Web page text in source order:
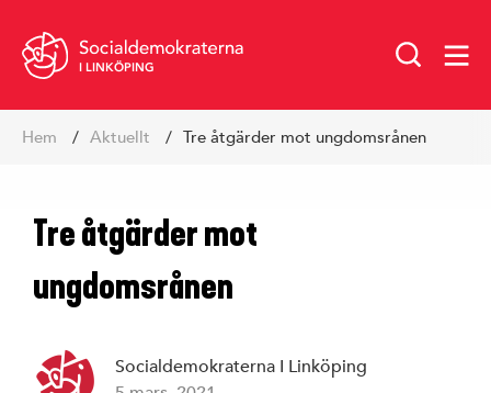
I LINKÖPING
Hem Aktuellt Tre åtgärder mot ungdomsrånen
Tre åtgärder mot
ungdomsrånen
Socialdemokraterna I Linköping